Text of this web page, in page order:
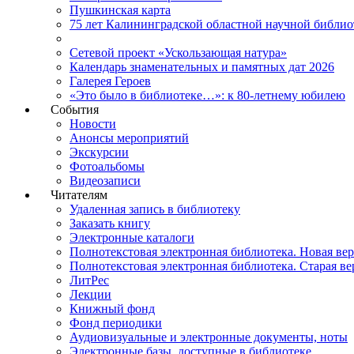
Пушкинская карта
75 лет Калининградской областной научной
Сетевой проект «Ускользающая натура»
Календарь знаменательных и памятных дат 2026
Галерея Героев
«Это было в библиотеке…»: к 80-летнему юбилею
События
Новости
Анонсы мероприятий
Экскурсии
Фотоальбомы
Видеозаписи
Читателям
Удаленная запись в библиотеку
Заказать книгу
Электронные каталоги
Полнотекстовая электронная библиотека. Новая
Полнотекстовая электронная библиотека. Старая
ЛитРес
Лекции
Книжный фонд
Фонд периодики
Аудиовизуальные и электронные документы, ноты
Электронные базы, доступные в библиотеке